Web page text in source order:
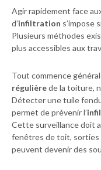
Agir rapidement face
d’infiltration s’impose
Plusieurs méthodes
plus accessibles aux
Tout commence
régulièrede la toiture,
Détecter une tuile
permet de prévenir l’
Cette surveillance doit
fenêtres de toit, sorties
peuvent devenir des